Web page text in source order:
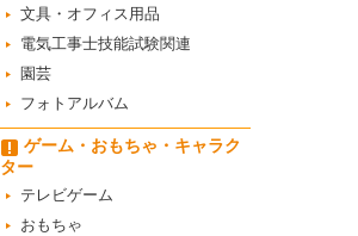
文具・オフィス用品
電気工事士技能試験関連
園芸
フォトアルバム
ゲーム・おもちゃ・キャラク
ター
テレビゲーム
おもちゃ